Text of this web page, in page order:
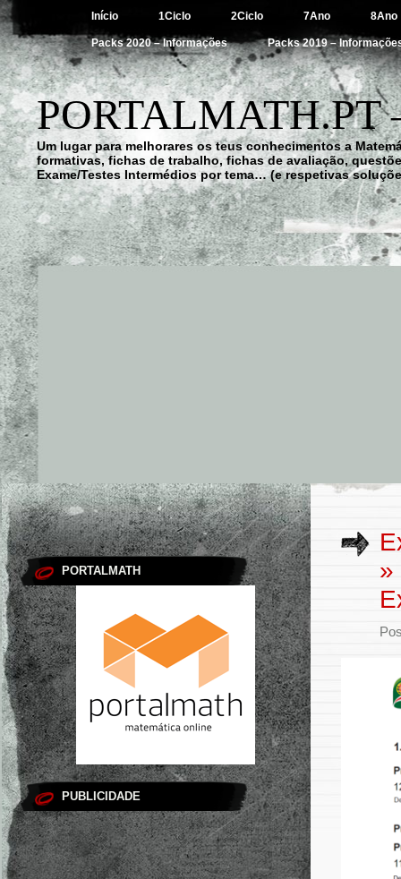
Início 1Ciclo 2Ciclo 7Ano 8Ano
Packs 2020 – Informações Packs 2019 –
Um lugar para melhorares os teus conhecimentos a
formativas, fichas de trabalho, fichas de avaliação,
Exame/Testes Intermédios por tema… (e respetivas
PORTALMATH
PUBLICIDADE
»